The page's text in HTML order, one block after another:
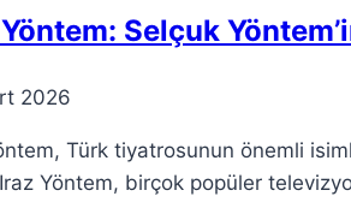
Selçuk
2026
Türk tiyatrosunun önemli
Yöntem, birçok popüler